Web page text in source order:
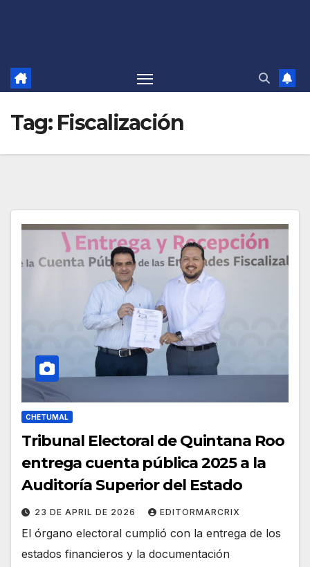
Tag: Fiscalización
CHETUMAL
Tribunal Electoral de Quintana Roo
entrega cuenta pública 2025 a la
Auditoría Superior del Estado
23 DE APRIL DE 2026 EDITORMARCRIX
El órgano electoral cumplió con la entrega de los
estados financieros y la documentación